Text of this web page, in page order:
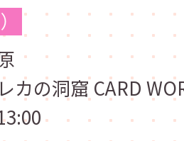
カの洞窟 CARD